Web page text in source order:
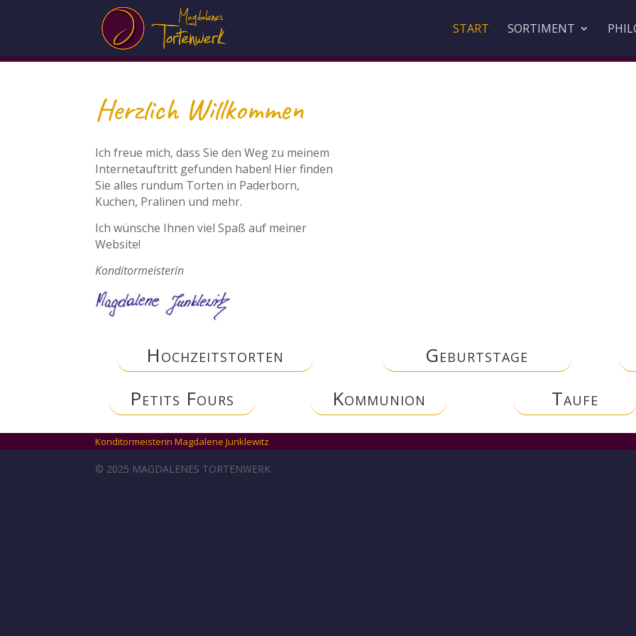
START SORTIMENT
Herzlich Willkommen
Ich freue mich, dass Sie den Weg zu meinem
Internetauftritt gefunden haben! Hier finden
Sie alles rundum Torten in Paderborn,
Kuchen, Pralinen und mehr.
Ich wünsche Ihnen viel Spaß auf meiner
Website!
Konditormeisterin
Hochzeitstorten Geburtstage
Petits Fours
Kommunion Taufe
Konditormeisterin Magdalene Junklewitz
© 2025 MAGDALENES TORTENWERK